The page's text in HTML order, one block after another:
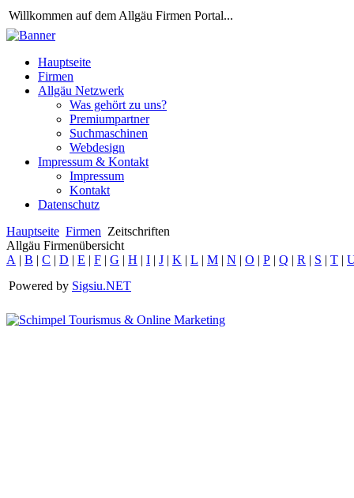
Willkommen auf dem Allgäu Firmen Portal...
Hauptseite
Firmen
Allgäu Netzwerk
Was gehört zu uns?
Premiumpartner
Suchmaschinen
Webdesign
Impressum & Kontakt
Impressum
Kontakt
Datenschutz
Hauptseite Firmen Zeitschriften
Allgäu Firmenübersicht
A | B | C | D | E | F | G | H | I | J | K | L | M | N | O | P | Q | R | S | T |
Powered by Sigsiu.NET